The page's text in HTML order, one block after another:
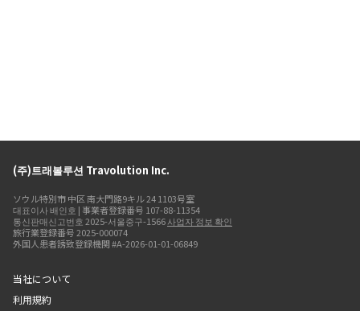
(주)트래볼루션 Travolution Inc.
ソウル特別市 中区 南大門路9キル 24 1103号室
대표이사 배인호 | 事業者登録番号 107-88-11354
통신판매신고번호 2025-서울중구-1566사업자 정보 확인
旅行業登録番号 2025-000074
外国人患者誘致登録機関 #A-2026-01-01-06849
当社について
利用規約